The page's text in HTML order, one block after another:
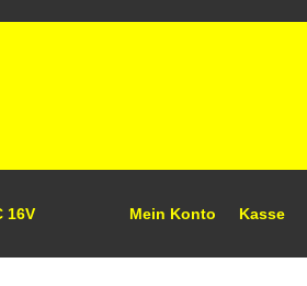
16V Mein Konto Kasse